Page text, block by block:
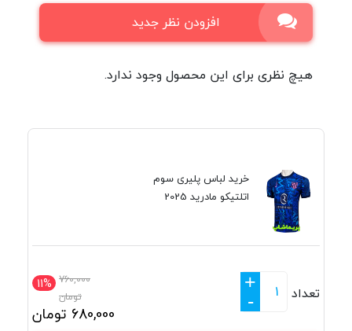
افزودن نظر جدید
هیچ نظری برای این محصول وجود ندارد.
خرید لباس پلیری سوم
اتلتیکو مادرید 2025
11% 760,000
تومان
680,000 تومان
تعداد
+
-